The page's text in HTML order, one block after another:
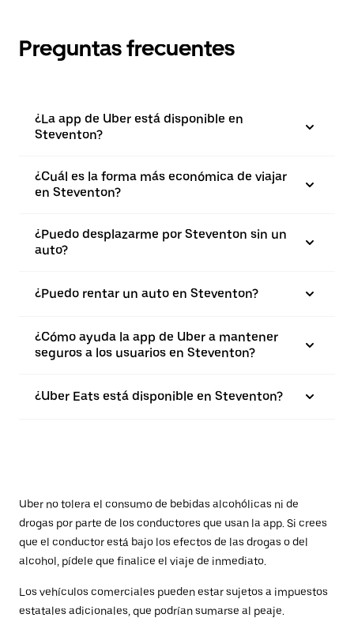
Preguntas frecuentes
¿La app de Uber está disponible en
Steventon?
¿Cuál es la forma más económica de viajar
en Steventon?
¿Puedo desplazarme por Steventon sin un
auto?
¿Puedo rentar un auto en Steventon?
¿Cómo ayuda la app de Uber a mantener
seguros a los usuarios en Steventon?
¿Uber Eats está disponible en Steventon?
Uber no tolera el consumo de bebidas alcohólicas ni de
drogas por parte de los conductores que usan la app. Si crees
que el conductor está bajo los efectos de las drogas o del
alcohol, pídele que finalice el viaje de inmediato.
Los vehículos comerciales pueden estar sujetos a impuestos
estatales adicionales, que podrían sumarse al peaje.